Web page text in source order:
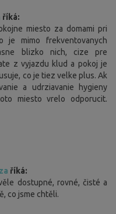
říká:
miesto za domami pri
je mimo frekventovanych
blizko nich, cize pre
z vyjazdu klud a pokoj je
co je tiez velke plus. Ak
a udrziavanie hygieny
miesto vrelo odporucit.
říká:
dostupné, rovné, čisté a
co jsme chtěli.